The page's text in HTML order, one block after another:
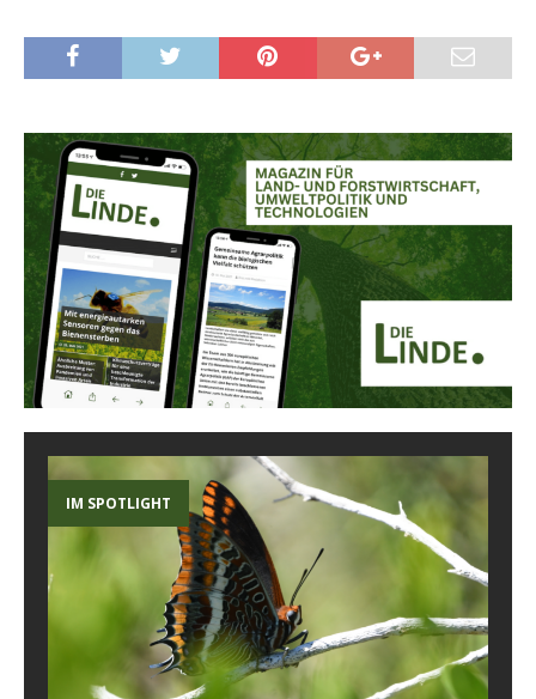
IM SPOTLIGHT